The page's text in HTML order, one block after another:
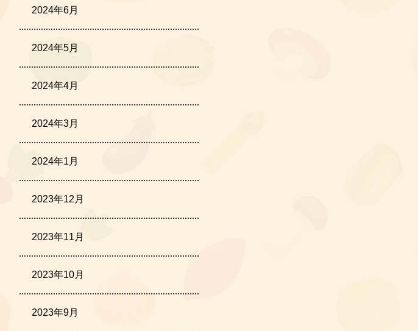
2024年6月
2024年5月
2024年4月
2024年3月
2024年1月
2023年12月
2023年11月
2023年10月
2023年9月